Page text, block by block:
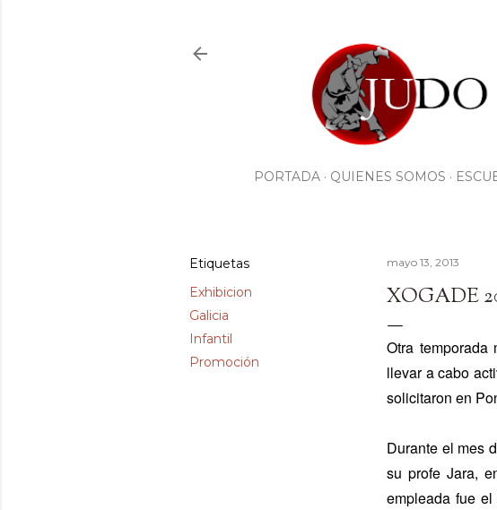
PORTADA QUIENES SOMOS
Etiquetas
Exhibicion
Galicia
Infantil
Promoción
mayo 13, 2013
XOGADE
Otra
llevar a cabo
solicitaron en
Durante el mes
su profe Jara,
empleada fue